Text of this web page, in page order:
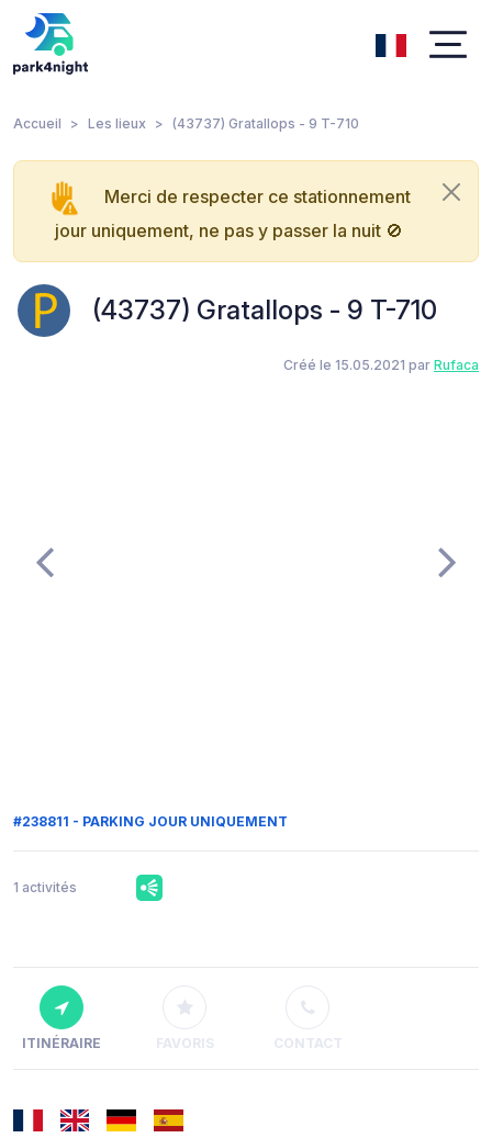
Accueil Les lieux (43737) Gratallops - 9 T-710
Merci de respecter ce stationnement
jour uniquement, ne pas y passer la nuit 🚫
(43737) Gratallops - 9 T-710
Créé le 15.05.2021 par Rufaca
#238811 - PARKING JOUR UNIQUEMENT
1 activités
ITINÉRAIRE FAVORIS CONTACT